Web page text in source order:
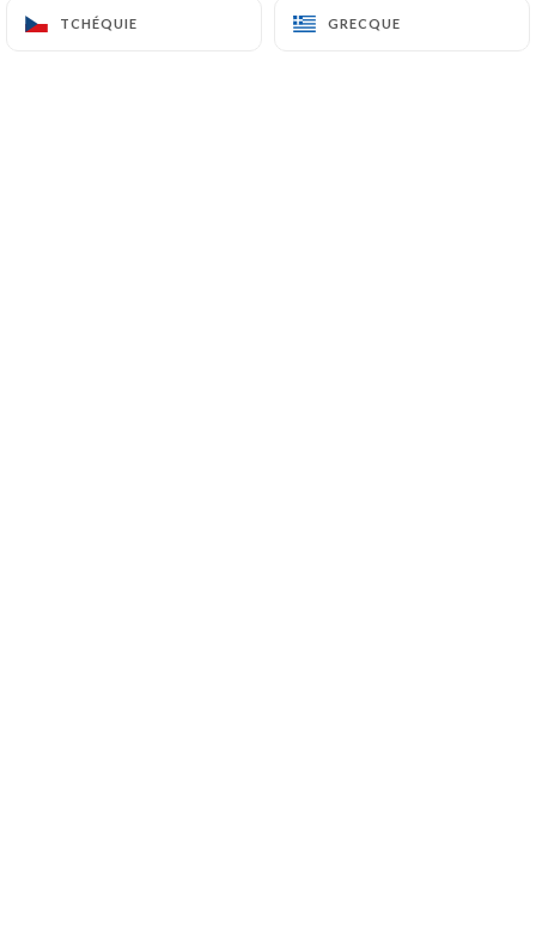
TCHÉQUIE GRECQUE
TCHÉQUIE GRECQUE